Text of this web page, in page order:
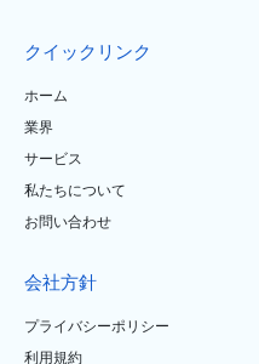
クイックリンク
ホーム
業界
サービス
私たちについて
お問い合わせ
会社方針
プライバシーポリシー
利用規約